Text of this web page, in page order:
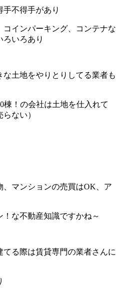
不得手があり
インパーキング、コンテナな
ろいろあり
土地をやりとりしてる業者も
棟！の会社は土地を仕入れて
ない）
マンションの売買はOK、ア
な不動産知識ですかね～
る際は賃貸専門の業者さんに